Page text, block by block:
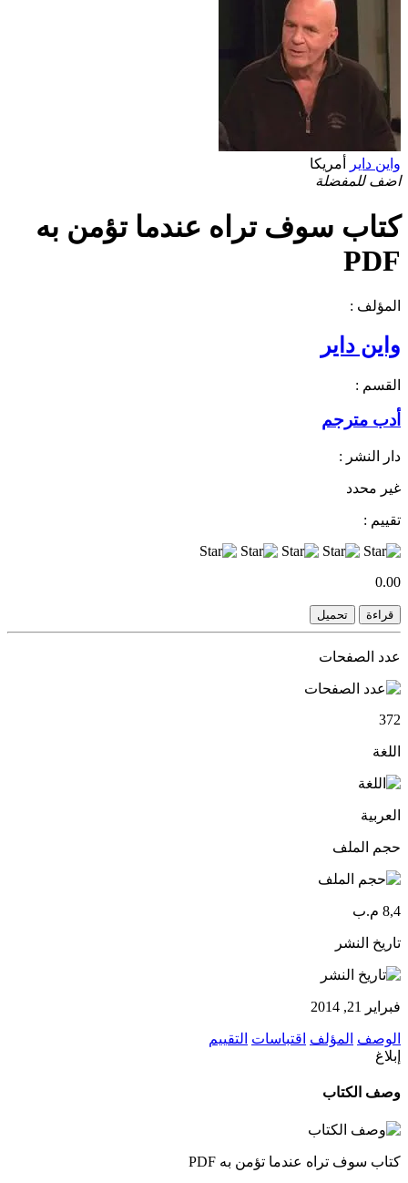
واين داير
أمريكا
اضف للمفضلة
كتاب سوف تراه عندما تؤمن به
PDF
المؤلف :
واين داير
القسم :
أدب مترجم
دار النشر :
غير محدد
تقييم :
0.00
قراءة تحميل
عدد الصفحات
372
اللغة
العربية
حجم الملف
8,4 م.ب
تاريخ النشر
فبراير 21, 2014
الوصف المؤلف اقتباسات التقييم
إبلاغ
وصف الكتاب
كتاب سوف تراه عندما تؤمن به PDF